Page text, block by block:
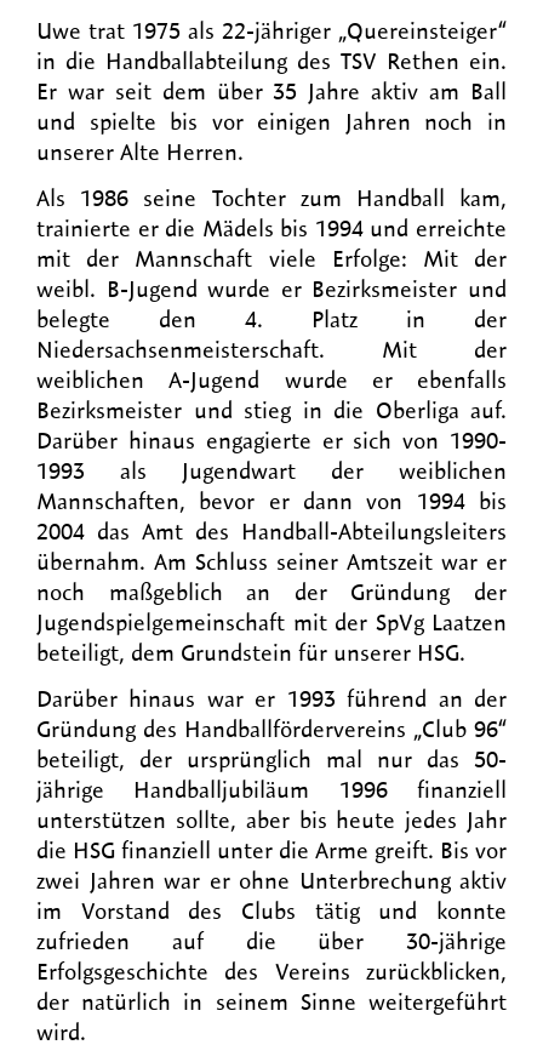
Uwe trat 1975 als 22-jähriger „Quereinsteiger“
in die Handballabteilung des TSV Rethen ein.
Er war seit dem über 35 Jahre aktiv am Ball
und spielte bis vor einigen Jahren noch in
unserer Alte Herren.
Als 1986 seine Tochter zum Handball kam,
trainierte er die Mädels bis 1994 und erreichte
mit der Mannschaft viele Erfolge: Mit der
weibl. B-Jugend wurde er Bezirksmeister und
belegte den 4. Platz in der
Niedersachsenmeisterschaft. Mit der
weiblichen A-Jugend wurde er ebenfalls
Bezirksmeister und stieg in die Oberliga auf.
Darüber hinaus engagierte er sich von 1990-
1993 als Jugendwart der weiblichen
Mannschaften, bevor er dann von 1994 bis
2004 das Amt des Handball-Abteilungsleiters
übernahm. Am Schluss seiner Amtszeit war er
noch maßgeblich an der Gründung der
Jugendspielgemeinschaft mit der SpVg Laatzen
beteiligt, dem Grundstein für unserer HSG.
Darüber hinaus war er 1993 führend an der
Gründung des Handballfördervereins „Club 96“
beteiligt, der ursprünglich mal nur das 50-
jährige Handballjubiläum 1996 finanziell
unterstützen sollte, aber bis heute jedes Jahr
die HSG finanziell unter die Arme greift. Bis vor
zwei Jahren war er ohne Unterbrechung aktiv
im Vorstand des Clubs tätig und konnte
zufrieden auf die über 30-jährige
Erfolgsgeschichte des Vereins zurückblicken,
der natürlich in seinem Sinne weitergeführt
wird.